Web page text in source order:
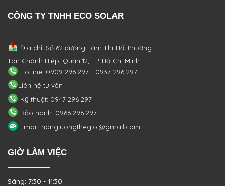
CÔNG TY TNHH ECO SOLAR
Địa chỉ: Số 62 đường Lâm Thị Hố, Phường
Tân Chánh Hiệp, Quận 12, TP. Hồ Chí Minh
Hotline: 0909 296 297 - 0937 296 297
Liên hệ tư vấn
Kỹ thuật: 0947 296 297
Bảo hành: 0966 296 297
Email: nangluongthegioi@gmail.com
GIỜ LÀM VIỆC
Sáng: 7:30 - 11:30